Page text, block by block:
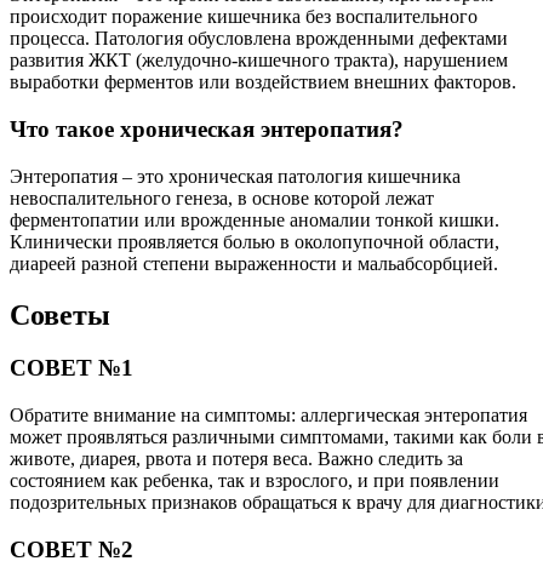
происходит поражение кишечника без воспалительного
процесса. Патология обусловлена врожденными дефектами
развития ЖКТ (желудочно-кишечного тракта), нарушением
выработки ферментов или воздействием внешних факторов.
Что такое хроническая энтеропатия?
Энтеропатия – это хроническая патология кишечника
невоспалительного генеза, в основе которой лежат
ферментопатии или врожденные аномалии тонкой кишки.
Клинически проявляется болью в околопупочной области,
диареей разной степени выраженности и мальабсорбцией.
Советы
СОВЕТ №1
Обратите внимание на симптомы: аллергическая энтеропатия
может проявляться различными симптомами, такими как боли
животе, диарея, рвота и потеря веса. Важно следить за
состоянием как ребенка, так и взрослого, и при появлении
подозрительных признаков обращаться к врачу для
СОВЕТ №2